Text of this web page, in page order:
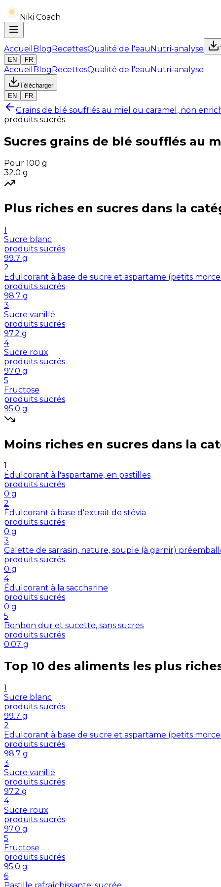
Niki Coach
Accueil BlogRecettesQualité de l'eauNutri-analyse
EN
FR
Accueil BlogRecettesQualité de l'eauNutri-analyse
Télécharger
EN
FR
Grains de blé soufflés au miel ou caramel, non
produits sucrés
Sucres grains de blé soufflés au
Pour 100 g
32.0 g
Plus riches en sucres dans la
1
Sucre blanc
produits sucrés
99.7 g
2
Edulcorant à base de sucre et aspartame (petits
produits sucrés
98.7 g
3
Sucre vanillé
produits sucrés
97.2 g
4
Sucre roux
produits sucrés
97.0 g
5
Fructose
produits sucrés
95.0 g
Moins riches en sucres dans la
1
Édulcorant à l'aspartame, en pastilles
produits sucrés
0 g
2
Édulcorant à base d'extrait de stévia
produits sucrés
0 g
3
Galette de sarrasin, nature, souple (à garnir)
produits sucrés
0 g
4
Édulcorant à la saccharine
produits sucrés
0 g
5
Bonbon dur et sucette, sans sucres
produits sucrés
0.07 g
Top 10 des aliments les plus
1
Sucre blanc
produits sucrés
99.7 g
2
Edulcorant à base de sucre et aspartame (petits
produits sucrés
98.7 g
3
Sucre vanillé
produits sucrés
97.2 g
4
Sucre roux
produits sucrés
97.0 g
5
Fructose
produits sucrés
95.0 g
6